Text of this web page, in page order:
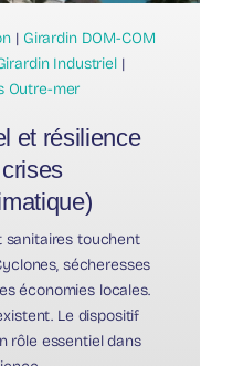
| Girardin DOM-COM
Industriel|
Outre-mer
et résilience
sanitaires touchent
sécheresses
économies locales.
Le dispositif
rôle essentiel dans